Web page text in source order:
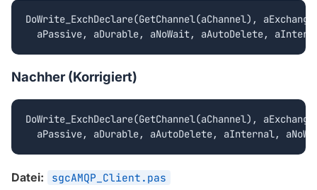
DoWrite_ExchDeclare(GetChannel(aChannel),
aPassive, aDurable, aNoWait, aAutoDelete,
Nachher (Korrigiert)
DoWrite_ExchDeclare(GetChannel(aChannel),
aPassive, aDurable, aAutoDelete, aInternal,
Datei: sgcAMQP_Client.pas